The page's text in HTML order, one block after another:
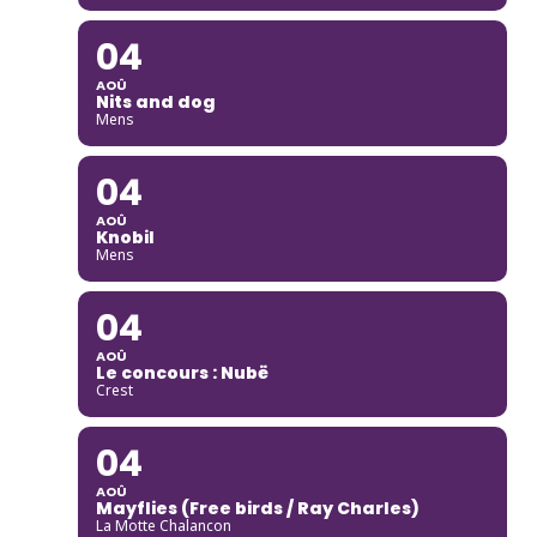
04
AOÛ
Nits and dog
Mens
04
AOÛ
Knobil
Mens
04
AOÛ
Le concours : Nubë
Crest
04
AOÛ
Mayflies (Free birds / Ray Charles)
La Motte Chalancon